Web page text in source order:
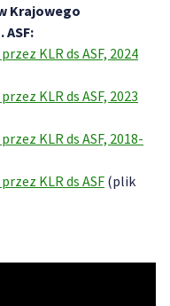
Krajowego
KLR ds ASF, 2024
KLR ds ASF, 2023
KLR ds ASF, 2018-
KLR ds ASF (plik